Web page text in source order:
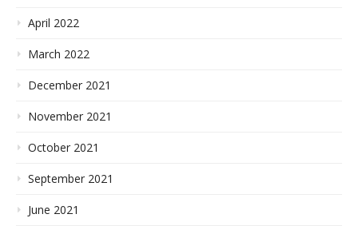
April 2022
March 2022
December 2021
November 2021
October 2021
September 2021
June 2021